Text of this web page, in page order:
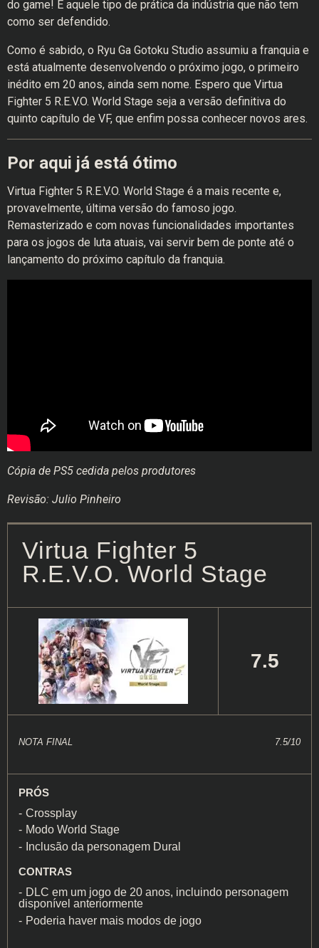
do game! É aquele tipo de prática da indústria que não tem
como ser defendido.
Como é sabido, o Ryu Ga Gotoku Studio assumiu a franquia e
está atualmente desenvolvendo o próximo jogo, o primeiro
inédito em 20 anos, ainda sem nome. Espero que Virtua
Fighter 5 R.E.V.O. World Stage seja a versão definitiva do
quinto capítulo de VF, que enfim possa conhecer novos ares.
Por aqui já está ótimo
Virtua Fighter 5 R.E.V.O. World Stage é a mais recente e,
provavelmente, última versão do famoso jogo.
Remasterizado e com novas funcionalidades importantes
para os jogos de luta atuais, vai servir bem de ponte até o
lançamento do próximo capítulo da franquia.
Cópia de PS5 cedida pelos produtores
Revisão: Julio Pinheiro
Virtua Fighter 5
R.E.V.O. World Stage
7.5
NOTA FINAL 7.5/10
PRÓS
Crossplay
Modo World Stage
Inclusão da personagem Dural
CONTRAS
DLC em um jogo de 20 anos, incluindo personagem
disponível anteriormente
Poderia haver mais modos de jogo